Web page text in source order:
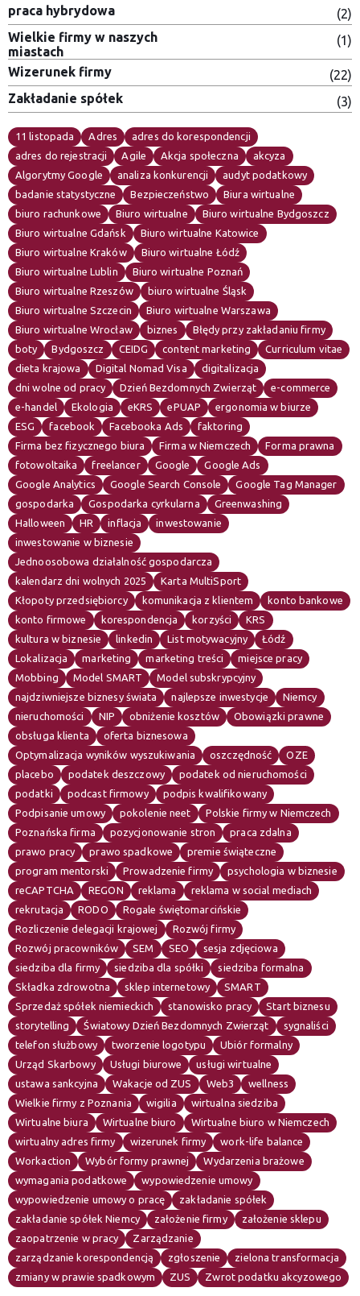
praca hybrydowa
(2)
Wielkie firmy w naszych
miastach
(1)
Wizerunek firmy
(22)
Zakładanie spółek
(3)
11 listopada Adres
adres do korespondencji
adres do rejestracji
Agile Akcja społeczna
akcyza
Algorytmy Google
analiza konkurencji
audyt podatkowy
badanie statystyczne
Bezpieczeństwo
Biura wirtualne
biuro rachunkowe
Biuro wirtualne
Biuro wirtualne Bydgoszcz
Biuro wirtualne Gdańsk
Biuro wirtualne Katowice
Biuro wirtualne Kraków
Biuro wirtualne Łódź
Biuro wirtualne Lublin
Biuro wirtualne Poznań
Biuro wirtualne Rzeszów
biuro wirtualne Śląsk
Biuro wirtualne Szczecin
Biuro wirtualne Warszawa
Biuro wirtualne Wrocław
biznes
Błędy przy zakładaniu firmy
boty
Bydgoszcz CEIDG content marketing
Curriculum vitae
dieta krajowa
Digital Nomad Visa
digitalizacja
dni wolne od pracy
Dzień Bezdomnych Zwierząt
e-commerce
e-handel
Ekologia eKRS ePUAP
ergonomia w biurze
ESG
facebook Facebooka Ads
faktoring
Firma bez fizycznego biura
Firma w Niemczech
Forma prawna
fotowoltaika
freelancer Google
Google Ads
Google Analytics
Google Search Console
Google Tag Manager
gospodarka
Gospodarka cyrkularna
Greenwashing
Halloween
HR inflacja
inwestowanie
inwestowanie w biznesie
Jednoosobowa działalność gospodarcza
kalendarz dni wolnych 2025
Karta MultiSport
Kłopoty przedsiębiorcy
komunikacja z klientem
konto bankowe
konto firmowe
korespondencja korzyści
KRS
kultura w biznesie
linkedin List motywacyjny
Łódź
Lokalizacja
marketing marketing treści
miejsce pracy
Mobbing
Model SMART
Model subskrypcyjny
najdziwniejsze biznesy świata
najlepsze inwestycje
Niemcy
nieruchomości
NIP obniżenie kosztów
Obowiązki prawne
obsługa klienta
oferta biznesowa
Optymalizacja wyników wyszukiwania
oszczędność
OZE
placebo
podatek deszczowy
podatek od nieruchomości
podatki
podcast firmowy
podpis kwalifikowany
Podpisanie umowy
pokolenie neet
Polskie firmy w Niemczech
Poznańska firma
pozycjonowanie stron
praca zdalna
prawo pracy
prawo spadkowe
premie świąteczne
program mentorski
Prowadzenie firmy
psychologia w biznesie
reCAPTCHA
REGON reklama
reklama w social mediach
rekrutacja
RODO
Rogale świętomarcińskie
Rozliczenie delegacji krajowej
Rozwój firmy
Rozwój pracowników
SEM SEO
sesja zdjęciowa
siedziba dla firmy
siedziba dla spółki
siedziba formalna
Składka zdrowotna
sklep internetowy
SMART
Sprzedaż spółek niemieckich
stanowisko pracy
Start biznesu
storytelling
Światowy Dzień Bezdomnych Zwierząt
sygnaliści
telefon służbowy
tworzenie logotypu
Ubiór formalny
Urząd Skarbowy
Usługi biurowe
usługi wirtualne
ustawa sankcyjna
Wakacje od ZUS Web3
wellness
Wielkie firmy z Poznania
wigilia
wirtualna siedziba
Wirtualne biura
Wirtualne biuro
Wirtualne biuro w Niemczech
wirtualny adres firmy
wizerunek firmy
work-life balance
Workaction
Wybór formy prawnej
Wydarzenia brażowe
wymagania podatkowe
wypowiedzenie umowy
wypowiedzenie umowy o pracę
zakładanie spółek
zakładanie spółek Niemcy
założenie firmy
założenie sklepu
zaopatrzenie w pracy
Zarządzanie
zarządzanie korespondencją
zgłoszenie
zielona transformacja
zmiany w prawie spadkowym
ZUS Zwrot podatku akcyzowego